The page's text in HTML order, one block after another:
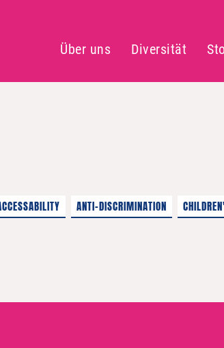
Über uns Diversität
ANTI-DISCRIMINATION